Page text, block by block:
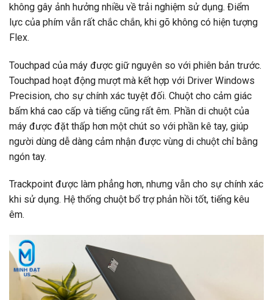
không gây ảnh hưởng nhiều về trải nghiệm sử dụng. Điểm
lực của phím vẫn rất chắc chắn, khi gõ không có hiện tượng
Flex.
Touchpad của máy được giữ nguyên so với phiên bản trước.
Touchpad hoạt động mượt mà kết hợp với Driver Windows
Precision, cho sự chính xác tuyệt đối. Chuột cho cảm giác
bấm khá cao cấp và tiếng cũng rất êm. Phần di chuột của
máy được đặt thấp hơn một chút so với phần kê tay, giúp
người dùng dễ dàng cảm nhận được vùng di chuột chỉ bằng
ngón tay.
Trackpoint được làm phẳng hơn, nhưng vẫn cho sự chính xác
khi sử dụng. Hệ thống chuột bổ trợ phản hồi tốt, tiếng kêu
êm.